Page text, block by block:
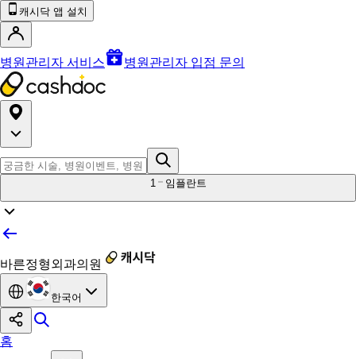
캐시닥 앱 설치
병원관리자 서비스 병원관리자 입점 문의
1 임플란트
바른정형외과의원
한국어
홈